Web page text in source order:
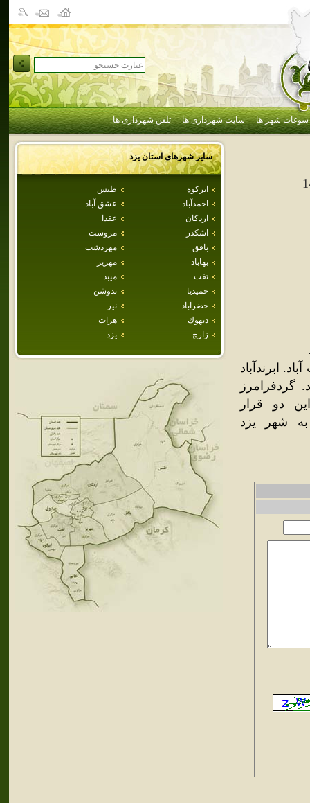
سوغات شهر ها سایت شهرداری ها تلفن شهرداری ها
سایر شهرهای استانيزد
ابركوه
طبس
احمدآباد
عشق آباد
اردكان
عقدا
اشكذر
مروست
بافق
مهردشت
بهاباد
مهريز
تفت
ميبد
حميديا
ندوشن
خضرآباد
نير
ديهوك
هرات
زارچ
يزد
ابرندآباد
دو قرار
تقریبا به شهر یزد